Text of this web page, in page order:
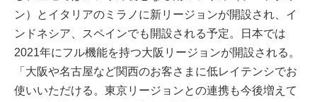
ン）とイタリアのミラノに新リージョンが開設され、イ
ンドネシア、スペインでも開設される予定。日本では
2021年にフル機能を持つ大阪リージョンが開設される。
「大阪や名古屋など関西のお客さまに低レイテンシでお
使いいただける。東京リージョンとの連携も今後増えて